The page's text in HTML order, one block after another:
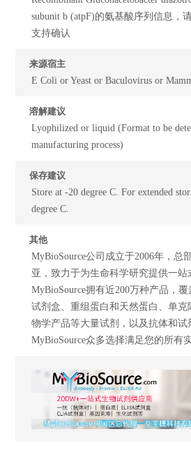
subunit b (atpF)的氨基酸序列信息，
支持确认
来源宿主
E Coli or Yeast or Baculovirus or
溶解建议
Lyophilized or liquid (Format to be
manufacturing process)
保存建议
Store at -20 degree C. For extended
degree C.
其他
MyBioSource公司成立于2006年，总
亚，致力于为生命科学研究提供一站
MyBioSource拥有近200万种产品，
试剂盒、重组蛋白和天然蛋白、单
物学产品等大量试剂，以及抗体和试
MyBioSource众多选择满足您的所有